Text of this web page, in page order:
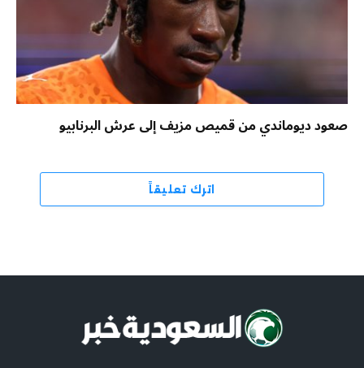
صعود ديوماندي من قميص مزيف إلى عرش البرنابيو
اترك تعليقاً